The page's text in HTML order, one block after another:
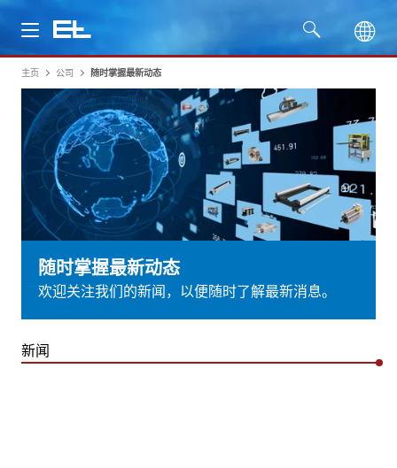
产品
行业
服务
公司
主页 公司 随时掌握最新动态
随时掌握最新动态
欢迎关注我们的新闻，以便随时了解最新消息。
新闻